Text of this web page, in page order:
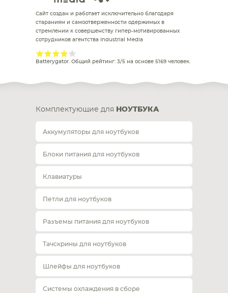
Сайт создан и работает исключительно благодаря
стараниям и самоотверженности одержимых в
стремлении к совершенству гипер-мотивированных
сотрудников агентства Industrial Media
Batterygator. Общий рейтинг: 3/5 на основе 5169 человек.
Комплектующие для НОУТБУКА
Аккумуляторы для ноутбуков
Блоки питания для ноутбуков
Клавиатуры
Петли для ноутбуков
Разъемы питания для ноутбуков
Тачскрины для ноутбуков
Шлейфы для ноутбуков
Системы охлаждения в сборе